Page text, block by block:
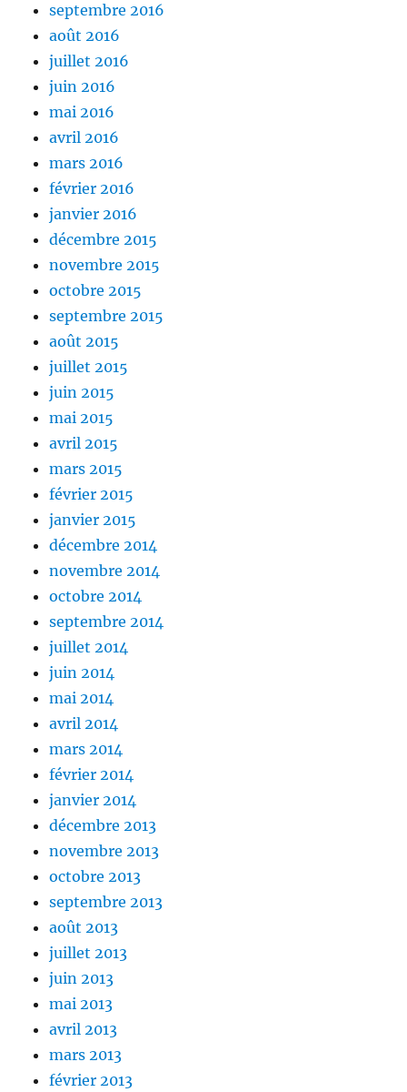
septembre 2016
août 2016
juillet 2016
juin 2016
mai 2016
avril 2016
mars 2016
février 2016
janvier 2016
décembre 2015
novembre 2015
octobre 2015
septembre 2015
août 2015
juillet 2015
juin 2015
mai 2015
avril 2015
mars 2015
février 2015
janvier 2015
décembre 2014
novembre 2014
octobre 2014
septembre 2014
juillet 2014
juin 2014
mai 2014
avril 2014
mars 2014
février 2014
janvier 2014
décembre 2013
novembre 2013
octobre 2013
septembre 2013
août 2013
juillet 2013
juin 2013
mai 2013
avril 2013
mars 2013
février 2013